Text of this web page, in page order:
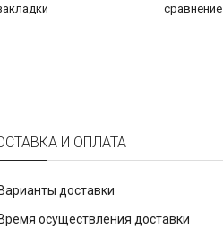
сравнение
И ОПЛАТА
Варианты доставки
Время осуществления доставки